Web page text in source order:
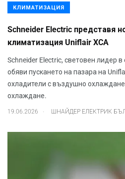
КЛИМАТИЗАЦИЯ
Schneider Electric представя
климатизация Uniflair XCA
Schneider Electric, световен лидер в
обяви пускането на пазара на
охладители с въздушно
охлаждане.
19.06.2026 . ШНАЙДЕР ЕЛЕКТРИК